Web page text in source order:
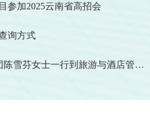
参加2025云南省高招会
询方式
Lobster Ink国际教育集团陈雪芬女士一行到旅游与酒店管理学院访问交流